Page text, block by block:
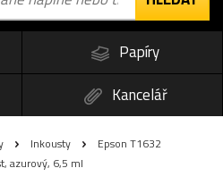
Papíry
Kancelář
Inkousty
Epson T1632
azurový, 6,5 ml